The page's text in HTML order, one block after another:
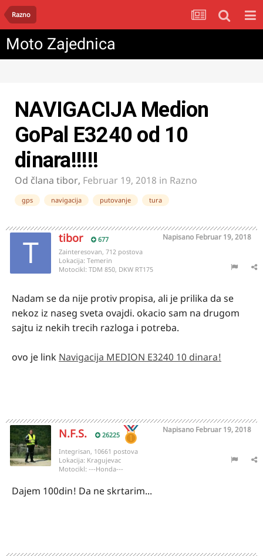
Razno
Moto Zajednica
NAVIGACIJA Medion
GoPal E3240 od 10
dinara!!!!!
Od člana tibor, Februar 19, 2018 in Razno
gps navigacija putovanje tura
tibor 677 Napisano Februar 19, 2018
Zainteresovan, 712 postova
Lokacija: Temerin
Motocikl: TDM 850, DKW RT175
Nadam se da nije protiv propisa, ali je prilika da se
nekoz iz naseg sveta ovajdi. okacio sam na drugom
sajtu iz nekih trecih razloga i potreba.
ovo je link Navigacija MEDION E3240 10 dinara!
N.F.S. 26225
Napisano Februar 19, 2018
Integrisan, 10661 postova
Lokacija: Kragujevac
Motocikl: ---Honda---
Dajem 100din! Da ne skrtarim...